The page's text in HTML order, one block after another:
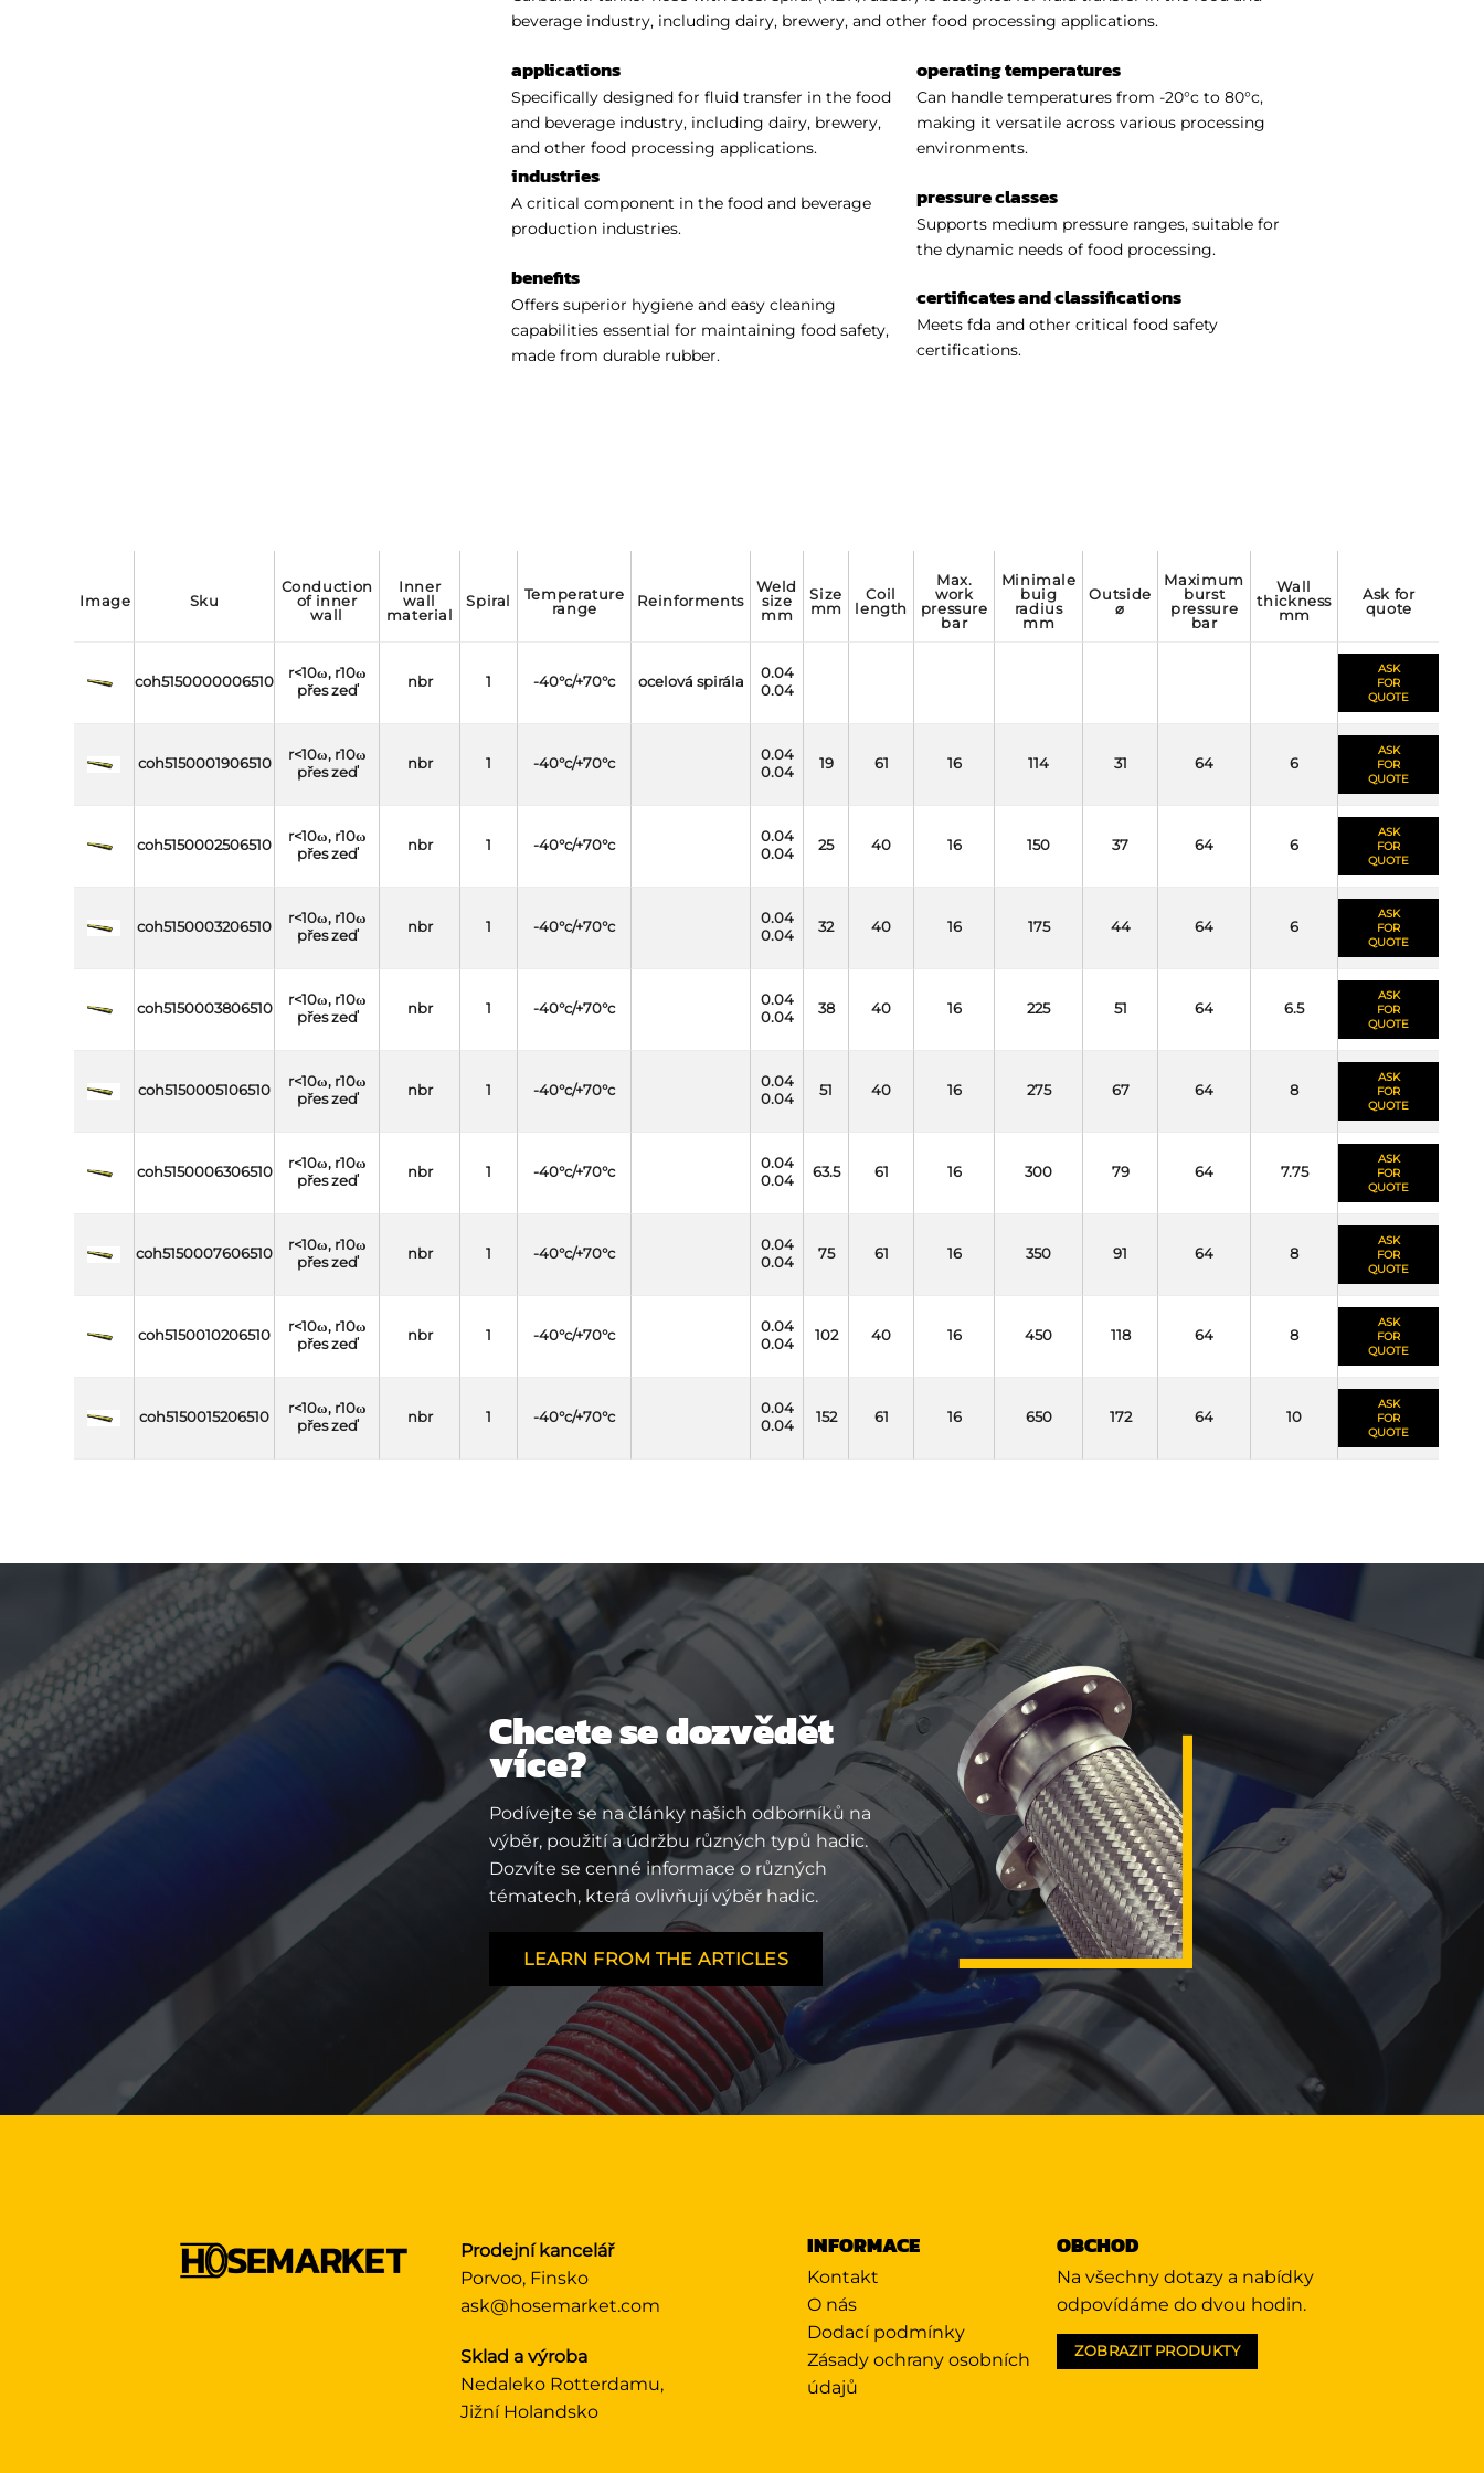
beverage industry, including dairy, brewery, and other food processing applications.
applications
Specifically designed for fluid transfer in the food
and beverage industry, including dairy, brewery,
and other food processing applications.
industries
A critical component in the food and beverage
production industries.
benefits
Offers superior hygiene and easy cleaning
capabilities essential for maintaining food safety,
made from durable rubber.
operating temperatures
Can handle temperatures from -20°c to 80°c,
making it versatile across various processing
environments.
pressure classes
Supports medium pressure ranges, suitable for
the dynamic needs of food processing.
certificates and classifications
Meets fda and other critical food safety
certifications.
image sku
conduction
of inner
wall
inner
wall
material
spiral
temperature
range
reinforments
weld
size
mm
size
mm
coil
length
max.
work
pressure
bar
minimale
buig
radius
mm
outside
⌀
maximum
burst
pressure
bar
wall
thickness
mm
ask for
quote
coh5150000006510
r<10ω, r10ω
přes zeď
nbr 1 -40°c/+70°c ocelová spirála
0.04
0.04
ASK
FOR
QUOTE
coh5150001906510
r<10ω, r10ω
přes zeď
nbr 1 -40°c/+70°c
0.04
0.04
19 61 16 114 31 64 6
ASK
FOR
QUOTE
coh5150002506510
r<10ω, r10ω
přes zeď
nbr 1 -40°c/+70°c
0.04
0.04
25 40 16 150 37 64 6
ASK
FOR
QUOTE
coh5150003206510
r<10ω, r10ω
přes zeď
nbr 1 -40°c/+70°c
0.04
0.04
32 40 16 175 44 64 6
ASK
FOR
QUOTE
coh5150003806510
r<10ω, r10ω
přes zeď
nbr 1 -40°c/+70°c
0.04
0.04
38 40 16 225 51 64 6.5
ASK
FOR
QUOTE
coh5150005106510
r<10ω, r10ω
přes zeď
nbr 1 -40°c/+70°c
0.04
0.04
51 40 16 275 67 64 8
ASK
FOR
QUOTE
coh5150006306510
r<10ω, r10ω
přes zeď
nbr 1 -40°c/+70°c
0.04
0.04
63.5 61 16 300 79 64 7.75
ASK
FOR
QUOTE
coh5150007606510
r<10ω, r10ω
přes zeď
nbr 1 -40°c/+70°c
0.04
0.04
75 61 16 350 91 64 8
ASK
FOR
QUOTE
coh5150010206510
r<10ω, r10ω
přes zeď
nbr 1 -40°c/+70°c
0.04
0.04
102 40 16 450 118 64 8
ASK
FOR
QUOTE
coh5150015206510
r<10ω, r10ω
přes zeď
nbr 1 -40°c/+70°c
0.04
0.04
152 61 16 650 172 64 10
ASK
FOR
QUOTE
Chcete se dozvědět
více?
Podívejte se na články našich odborníků na
výběr, použití a údržbu různých typů hadic.
Dozvíte se cenné informace o různých
tématech, která ovlivňují výběr hadic.
LEARN FROM THE ARTICLES
Prodejní kancelář
Porvoo, Finsko
ask@hosemarket.com
Sklad a výroba
Nedaleko Rotterdamu,
Jižní Holandsko
INFORMACE
Kontakt
O nás
Dodací podmínky
Zásady ochrany osobních
údajů
OBCHOD
Na všechny dotazy a nabídky
odpovídáme do dvou hodin.
ZOBRAZIT PRODUKTY